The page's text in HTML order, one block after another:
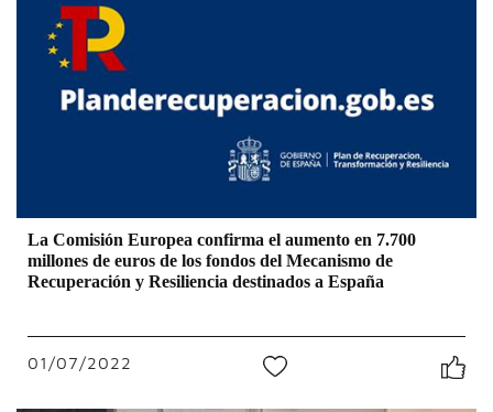
La Comisión Europea confirma el aumento en 7.700
millones de euros de los fondos del Mecanismo de
Recuperación y Resiliencia destinados a España
01/07/2022